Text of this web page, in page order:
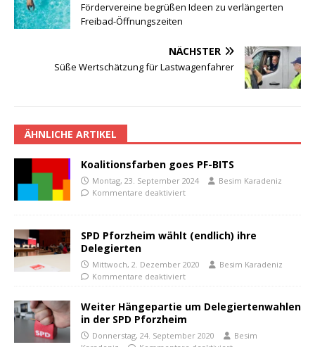
Fördervereine begrüßen Ideen zu verlängerten
Freibad-Öffnungszeiten
NÄCHSTER
Süße Wertschätzung für Lastwagenfahrer
ÄHNLICHE ARTIKEL
Koalitionsfarben goes PF-BITS
Montag, 23. September 2024
Besim Karadeniz
Kommentare deaktiviert
SPD Pforzheim wählt (endlich) ihre
Delegierten
Mittwoch, 2. Dezember 2020
Besim Karadeniz
Kommentare deaktiviert
Weiter Hängepartie um Delegiertenwahlen
in der SPD Pforzheim
Donnerstag, 24. September 2020
Besim